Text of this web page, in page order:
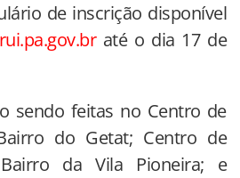
de inscrição disponível
até o dia 17 de
sendo feitas no Centro de
do Getat; Centro de
da Vila Pioneira; e